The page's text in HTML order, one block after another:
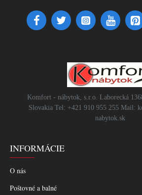
Komfort - nábytok, s.r.o. Laborecká
Slovakia Tel: +421 910 955 255 Mail:
nabytok.sk
INFORMÁCIE
O nás
Poštovné a balné